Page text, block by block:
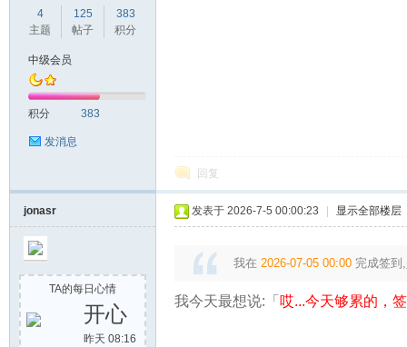
4
主题
125
帖子
383
积分
中级会员
积分 383
发消息
回复
jonasr
TA的每日心情
开心
昨天 08:16
发表于 2026-7-5 00:00:23 显示全部楼层
我在 2026-07-05 00:00 完成签到
我今天最想说:「 哎...今天够累的，